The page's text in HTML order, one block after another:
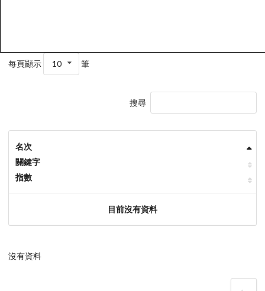
每頁顯示 10 筆
搜尋
名次
關鍵字
指數
目前沒有資料
沒有資料